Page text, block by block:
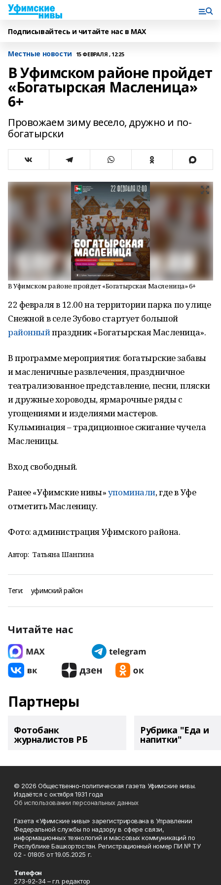
Подписывайтесь и читайте нас в MAX
Местные новости 15 ФЕВРАЛЯ , 12:25
В Уфимском районе пройдет
«Богатырская Масленица»
6+
Провожаем зиму весело, дружно и по-
богатырски
В Уфимском районе пройдет «Богатырская Масленица» 6+
22 февраля в 12.00 на территории парка по улице
Снежной в селе Зубово стартует большой
районныйпраздник «Богатырская Масленица».
В программе мероприятия: богатырские забавы
и масленичные развлечения, праздничное
театрализованное представление, песни, пляски
и дружные хороводы, ярмарочные ряды с
угощениями и изделиями мастеров.
Кульминация – традиционное сжигание чучела
Масленицы.
Вход свободный.
Ранее «Уфимские нивы»упоминали, где в Уфе
отметить Масленицу.
Фото: администрация Уфимского района.
Автор: Татьяна Шангина
Теги: уфимский район
Читайте нас
Партнеры
Фотобанк
журналистов РБ
Рубрика "Еда и
напитки"
© 2026 Общественно-политическая газета Уфимские нивы.
Издаётся с октября 1931 года
Об использовании персональных данных
Газета «Уфимские нивы» зарегистрирована в Управлении
Федеральной службы по надзору в сфере связи,
информационных технологий и массовых коммуникаций по
Республике Башкортостан. Регистрационный номер ПИ № ТУ
02 - 01805 от 19.05.2025 г.
Телефон
273-92-34 – гл. редактор